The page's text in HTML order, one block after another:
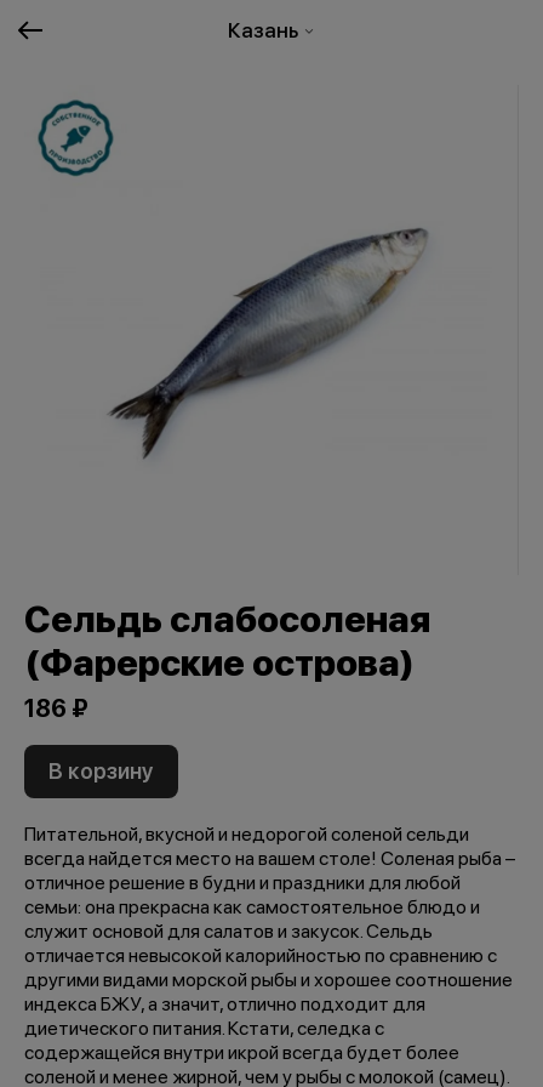
Казань
Сельдь слабосоленая
(Фарерские острова)
186 ₽
В корзину
Питательной, вкусной и недорогой соленой сельди
всегда найдется место на вашем столе! Соленая рыба –
отличное решение в будни и праздники для любой
семьи: она прекрасна как самостоятельное блюдо и
служит основой для салатов и закусок. Сельдь
отличается невысокой калорийностью по сравнению с
другими видами морской рыбы и хорошее соотношение
индекса БЖУ, а значит, отлично подходит для
диетического питания. Кстати, селедка с
содержащейся внутри икрой всегда будет более
соленой и менее жирной, чем у рыбы с молокой (самец).